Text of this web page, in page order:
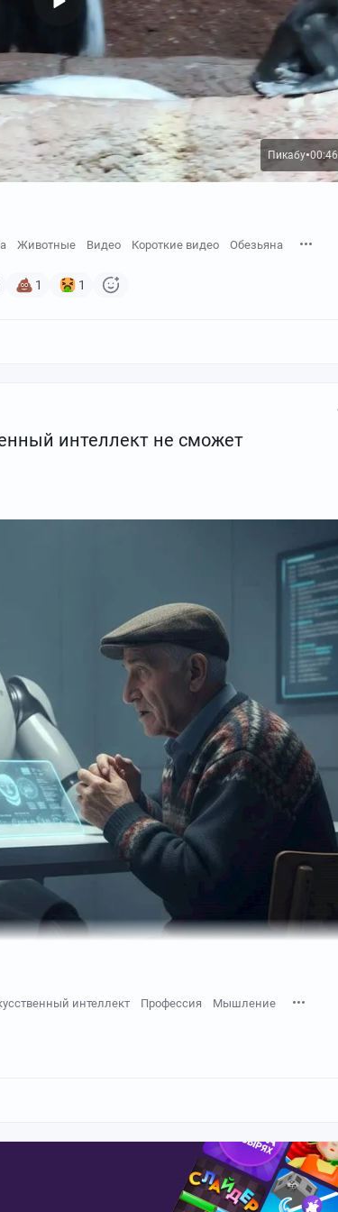
Пикабу●00:46
Животные Видео Короткие видео Обезьяна
1 1
интеллект не сможет
интеллект Профессия Мышление